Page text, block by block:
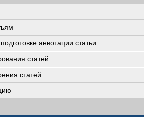
аннотации статьи
статей
статей